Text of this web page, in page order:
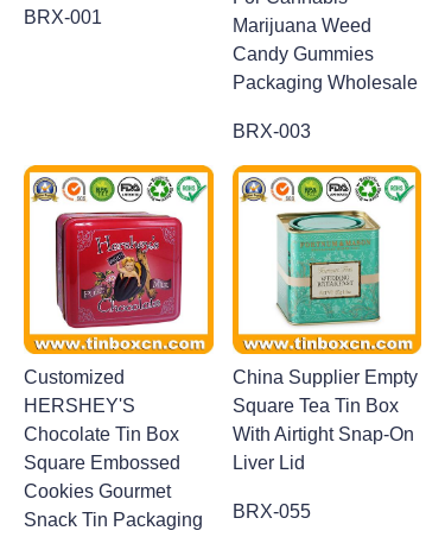
BRX-001
Marijuana Weed
Candy Gummies
Packaging Wholesale
BRX-003
Customized
HERSHEY'S
Chocolate Tin Box
Square Embossed
Cookies Gourmet
Snack Tin Packaging
China Supplier Empty
Square Tea Tin Box
With Airtight Snap-On
Liver Lid
BRX-055